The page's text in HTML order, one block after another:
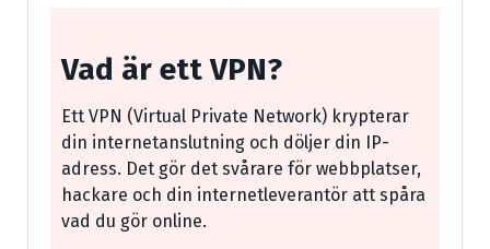
Vad är ett VPN?
Ett VPN (Virtual Private Network) krypterar
din internetanslutning och döljer din IP-
adress. Det gör det svårare för webbplatser,
hackare och din internetleverantör att spåra
vad du gör online.